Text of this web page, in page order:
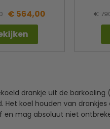
€ 564,00
€
drankje uit de
Het koel houden van
en mag absoluut niet